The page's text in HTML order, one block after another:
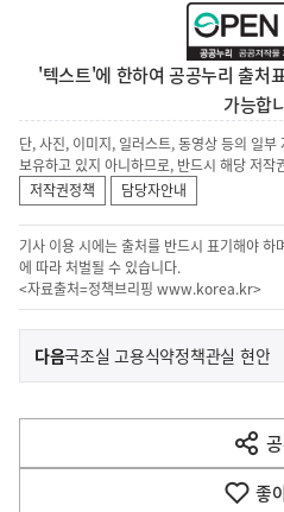
'텍스트'에 한하여 공공누리 출처
가능합
단, 사진, 이미지, 일러스트, 동영상 등의 일
보유하고 있지 아니하므로, 반드시 해당 저작
저작권정책
담당자안내
기사 이용 시에는 출처를 반드시 표기해야 하
에 따라 처벌될 수 있습니다.
<자료출처=정책브리핑 www.korea.kr>
이
전
다
음
다음기
국조실 고용식약정책관실 현안
열
기
좋